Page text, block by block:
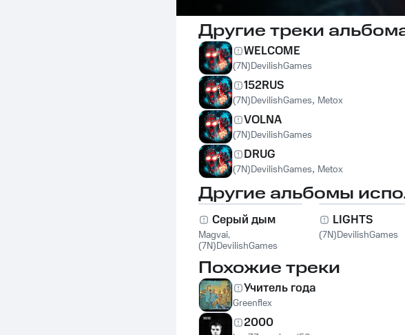
Другие треки
WELCOME
(7N)DevilishGames
152RUS
(7N)DevilishGames, Metox
VOLNA
(7N)DevilishGames
DRUG
(7N)DevilishGames, Metox
Другие альбомы
Серый дым
Magvai,
(7N)DevilishGames
LIGHTS
(7N)DevilishGames
Похожие треки
Учитель года
Greenflex
2000